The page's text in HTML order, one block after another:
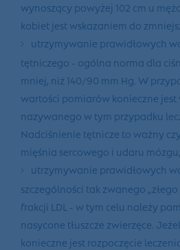
wynoszący powyżej 102 cm u
kobiet jest wskazaniem do
utrzymywanie prawidłowych
tętniczego - ogólna norma dla
mniej, niż 140/90 mm Hg. W
wartości pomiarów konieczne
nazywanego w tym przypadku
Nadciśnienie tętnicze to ważny
mięśnia sercowego i udaru mózgu;
utrzymywanie prawidłowych
szczególności tak zwanego
frakcji LDL - w tym celu należy
nasycone tłuszcze zwierzęce.
konieczne jest rozpoczęcie